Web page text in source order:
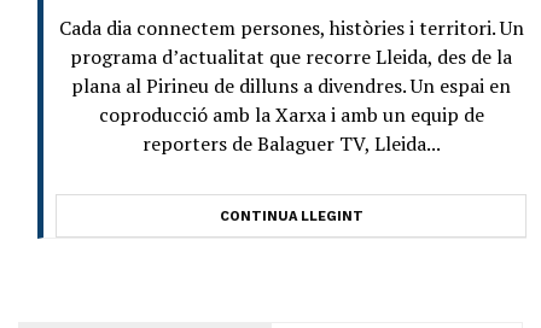
Cada dia connectem persones, històries i territori. Un
programa d’actualitat que recorre Lleida, des de la
plana al Pirineu de dilluns a divendres. Un espai en
coproducció amb la Xarxa i amb un equip de
reporters de Balaguer TV, Lleida...
CONTINUA LLEGINT